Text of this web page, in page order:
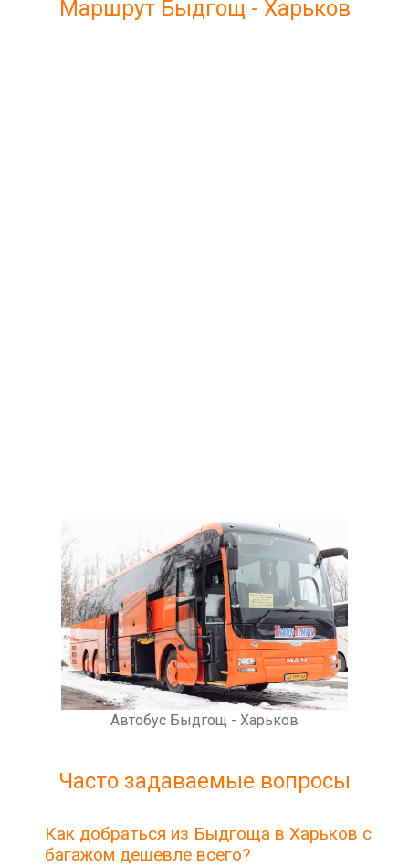
Маршрут Быдгощ - Харьков
Автобус Быдгощ - Харьков
Часто задаваемые вопросы
Как добраться из Быдгоща в Харьков с
багажом дешевле всего?